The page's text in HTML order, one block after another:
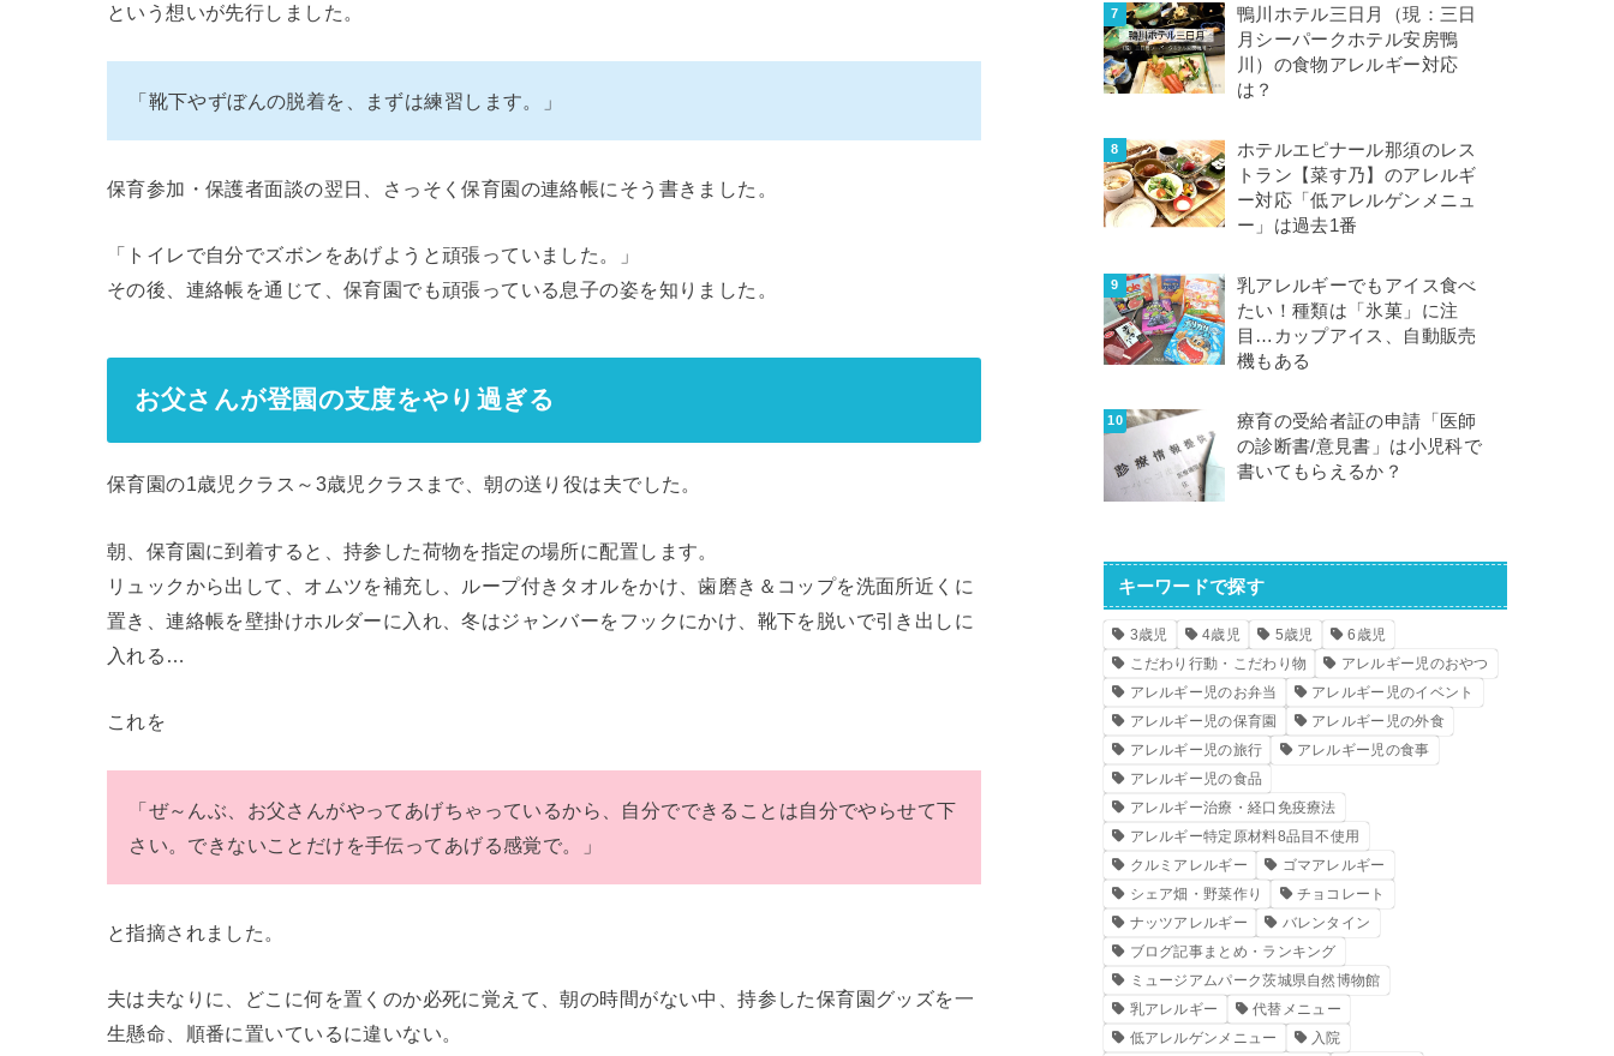
という想いが先行しました。
「靴下やずぼんの脱着を、まずは練習します。」
保育参加・保護者面談の翌日、さっそく保育園の連絡帳にそう書きました。
「トイレで自分でズボンをあげようと頑張っていました。」
その後、連絡帳を通じて、保育園でも頑張っている息子の姿を知りました。
お父さんが登園の支度をやり過ぎる
保育園の1歳児クラス～3歳児クラスまで、朝の送り役は夫でした。
朝、保育園に到着すると、持参した荷物を指定の場所に配置します。
リュックから出して、オムツを補充し、ループ付きタオルをかけ、歯磨き＆コップを洗面所近くに
置き、連絡帳を壁掛けホルダーに入れ、冬はジャンバーをフックにかけ、靴下を脱いで引き出しに
入れる…
これを
「ぜ～んぶ、お父さんがやってあげちゃっているから、自分でできることは自分でやらせて下
さい。できないことだけを手伝ってあげる感覚で。」
と指摘されました。
夫は夫なりに、どこに何を置くのか必死に覚えて、朝の時間がない中、持参した保育園グッズを一
生懸命、順番に置いているに違いない。
鴨川ホテル三日月（現：三日
月シーパークホテル安房鴨
川）の食物アレルギー対応
は？
ホテルエピナール那須のレス
トラン【菜す乃】のアレルギ
ー対応「低アレルゲンメニュ
ー」は過去1番
乳アレルギーでもアイス食べ
たい！種類は「氷菓」に注
目…カップアイス、自動販売
機もある
療育の受給者証の申請「医師
の診断書/意見書」は小児科で
書いてもらえるか？
キーワードで探す
3歳児 4歳児 5歳児
6歳児
こだわり行動・こだわり物
アレルギー児のおやつ
アレルギー児のお弁当
アレルギー児のイベント
アレルギー児の保育園
アレルギー児の外食
アレルギー児の旅行
アレルギー児の食事
アレルギー児の食品
アレルギー治療・経口免疫療法
アレルギー特定原材料8品目不使用
クルミアレルギー
ゴマアレルギー
シェア畑・野菜作り
チョコレート
ナッツアレルギー
バレンタイン
ブログ記事まとめ・ランキング
ミュージアムパーク茨城県自然博物館
乳アレルギー
代替メニュー
低アレルゲンメニュー
入院